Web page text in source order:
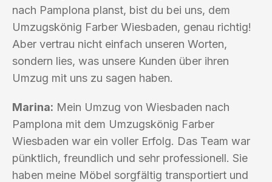
nach Pamplona planst, bist du bei uns, dem
Umzugskönig Farber Wiesbaden, genau richtig!
Aber vertrau nicht einfach unseren Worten,
sondern lies, was unsere Kunden über ihren
Umzug mit uns zu sagen haben.
Marina: Mein Umzug von Wiesbaden nach
Pamplona mit dem Umzugskönig Farber
Wiesbaden war ein voller Erfolg. Das Team war
pünktlich, freundlich und sehr professionell. Sie
haben meine Möbel sorgfältig transportiert und